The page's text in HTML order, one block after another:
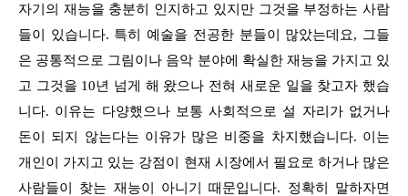
자기의 재능을 충분히 인지하고 있지만 그것을 부정하는 사람
들이 있습니다. 특히 예술을 전공한 분들이 많았는데요, 그들
은 공통적으로 그림이나 음악 분야에 확실한 재능을 가지고 있
고 그것을 10년 넘게 해 왔으나 전혀 새로운 일을 찾고자 했습
니다. 이유는 다양했으나 보통 사회적으로 설 자리가 없거나
돈이 되지 않는다는 이유가 많은 비중을 차지했습니다. 이는
개인이 가지고 있는 강점이 현재 시장에서 필요로 하거나 많은
사람들이 찾는 재능이 아니기 때문입니다. 정확히 말하자면